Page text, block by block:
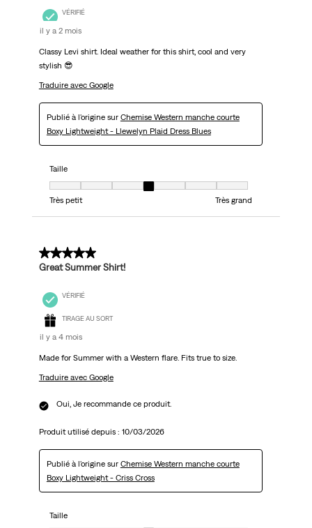
VÉRIFIÉ
il y a 2 mois
Classy Levi shirt. Ideal weather for this shirt, cool and very
stylish 😎
Traduire avec Google
Publié à l'origine sur Chemise Western manche courte
Boxy Lightweight - Llewelyn Plaid Dress Blues
Taille
Taille, 4 sur 7, où 1 est égal à Très petit et 7 est égal à Très grand
Très petit
Très grand
5 sur 5 étoiles.
Great Summer Shirt!
VÉRIFIÉ
TIRAGE AU SORT
il y a 4 mois
Made for Summer with a Western flare. Fits true to size.
Traduire avec Google
Oui, Je recommande ce produit.
Produit utilisé depuis : 10/03/2026
Publié à l'origine sur Chemise Western manche courte
Boxy Lightweight - Criss Cross
Taille